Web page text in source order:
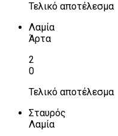
Τελικό αποτέλεσμα
Λαμία
Άρτα
2
0
Τελικό αποτέλεσμα
Σταυρός
Λαμία